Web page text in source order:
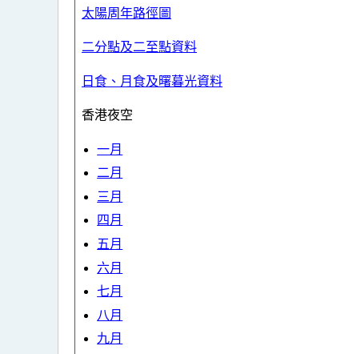
太陽周年路徑圖
二分點及二至點資料
日食、月食及曙暮光資料
香港夜空
一月
二月
三月
四月
五月
六月
七月
八月
九月